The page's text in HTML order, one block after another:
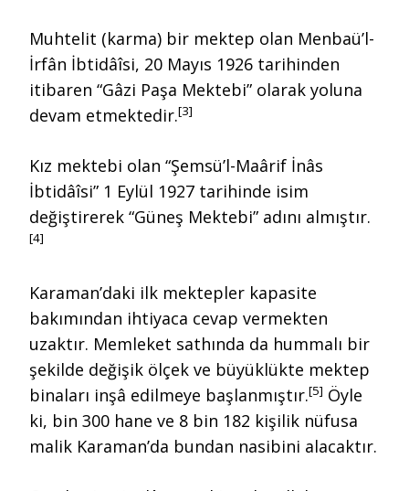
Muhtelit (karma) bir mektep olan Menbaü’l-
İrfân İbtidâîsi, 20 Mayıs 1926 tarihinden
itibaren “Gâzi Paşa Mektebi” olarak yoluna
devam etmektedir.[3]
Kız mektebi olan “Şemsü’l-Maârif İnâs
İbtidâîsi” 1 Eylül 1927 tarihinde isim
değiştirerek “Güneş Mektebi” adını almıştır.
[4]
Karaman’daki ilk mektepler kapasite
bakımından ihtiyaca cevap vermekten
uzaktır. Memleket sathında da hummalı bir
şekilde değişik ölçek ve büyüklükte mektep
binaları inşâ edilmeye başlanmıştır.[5] Öyle
ki, bin 300 hane ve 8 bin 182 kişilik nüfusa
malik Karaman’da bundan nasibini alacaktır.